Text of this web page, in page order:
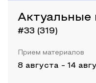
Актуальные
#33 (319)
Прием материалов
8 августа - 14